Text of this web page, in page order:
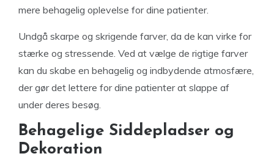
mere behagelig oplevelse for dine patienter.
Undgå skarpe og skrigende farver, da de kan virke for
stærke og stressende. Ved at vælge de rigtige farver
kan du skabe en behagelig og indbydende atmosfære,
der gør det lettere for dine patienter at slappe af
under deres besøg.
Behagelige Siddepladser og
Dekoration